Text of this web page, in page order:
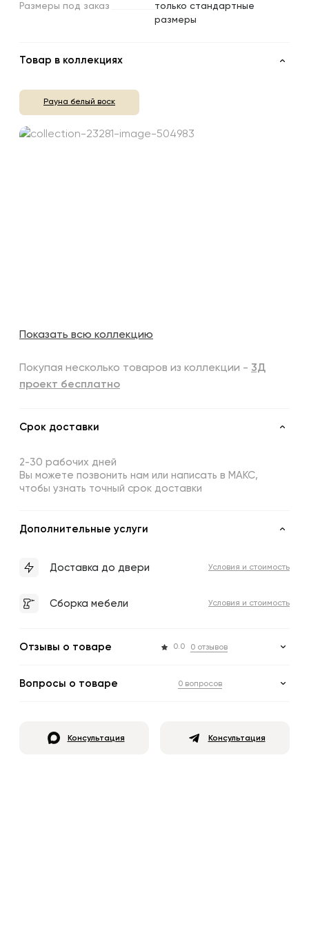
Размеры под заказ
только стандартные
размеры
Товар в коллекциях
Рауна белый воск
Показать всю коллекцию
Покупая несколько товаров из коллекции - 3Д
проект бесплатно
Срок доставки
2-30 рабочих дней
Вы можете позвонить нам или написать в МАКС,
чтобы узнать точный срок доставки
Дополнительные услуги
Доставка до двери Условия и стоимость
Сборка мебели Условия и стоимость
Отзывы о товаре 0.0 0 отзывов
Вопросы о товаре 0 вопросов
Консультация Консультация